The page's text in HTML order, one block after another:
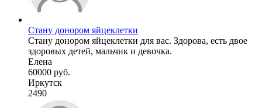
Стану донором яйцеклетки
Стану донором яйцеклетки для вас. Здорова, есть двое
здоровых детей, мальчик и девочка.
Елена
60000 руб.
Иркутск
2490